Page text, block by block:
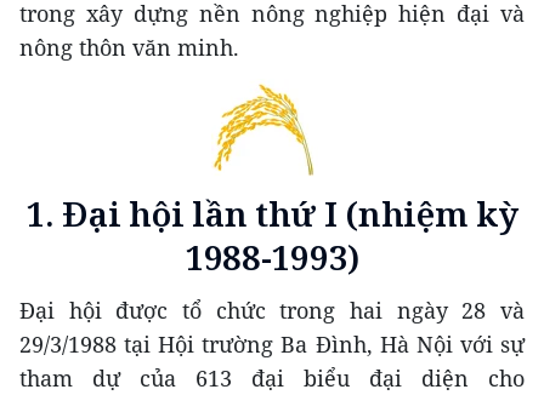
trong xây dựng nền nông nghiệp hiện đại và
nông thôn văn minh.
1. Đại hội lần thứ I (nhiệm kỳ
1988-1993)
Đại hội được tổ chức trong hai ngày 28 và
29/3/1988 tại Hội trường Ba Đình, Hà Nội với sự
tham dự của 613 đại biểu đại diện cho